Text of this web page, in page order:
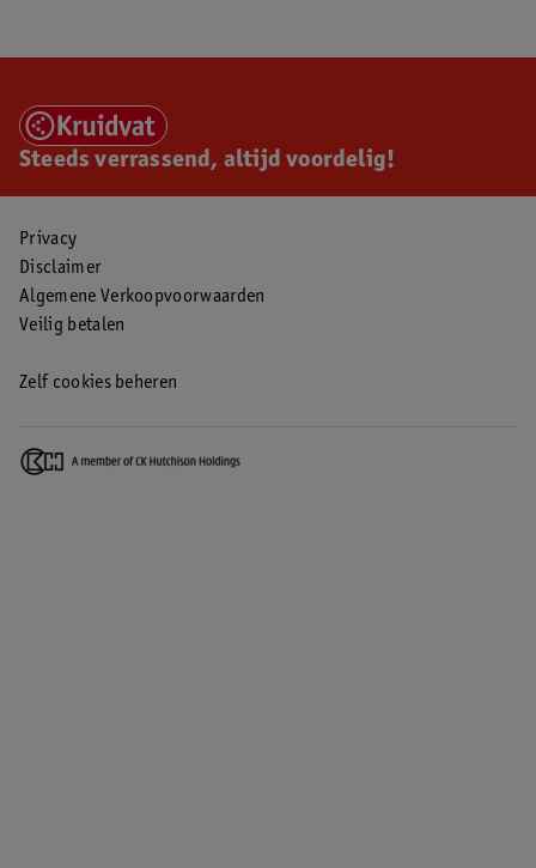
Steeds verrassend, altijd voordelig!
Privacy
Disclaimer
Algemene Verkoopvoorwaarden
Veilig betalen
Zelf cookies beheren